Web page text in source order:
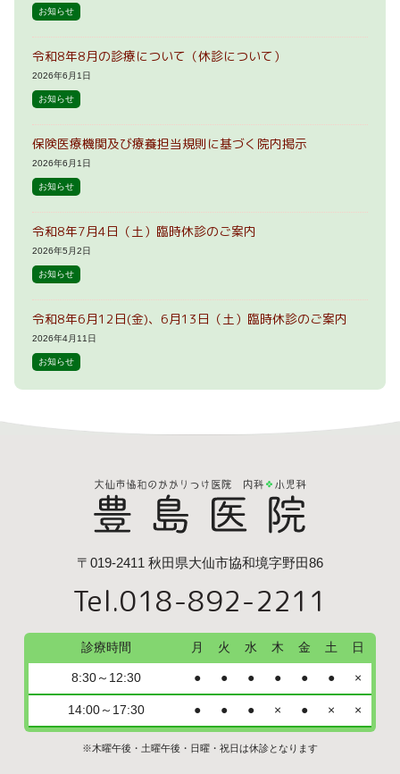
お知らせ
令和8年8月の診療について（休診について）
2026年6月1日
お知らせ
保険医療機関及び療養担当規則に基づく院内掲示
2026年6月1日
お知らせ
令和8年7月4日（土）臨時休診のご案内
2026年5月2日
お知らせ
令和8年6月12日(金)、6月13日（土）臨時休診のご案内
2026年4月11日
お知らせ
〒019-2411 秋田県大仙市協和境字野田86
Tel.018-892-2211
診療時間 月 火 水 木 金 土 日
8:30～12:30 ● ● ● ● ● ● ×
14:00～17:30 ● ● ● × ● × ×
※木曜午後・土曜午後・日曜・祝日は休診となります